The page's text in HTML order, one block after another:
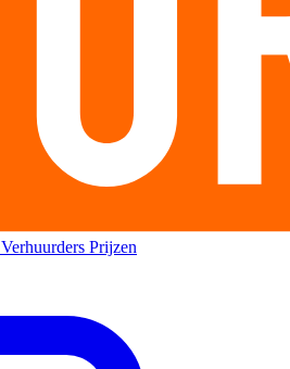
Verhuurders Prijzen